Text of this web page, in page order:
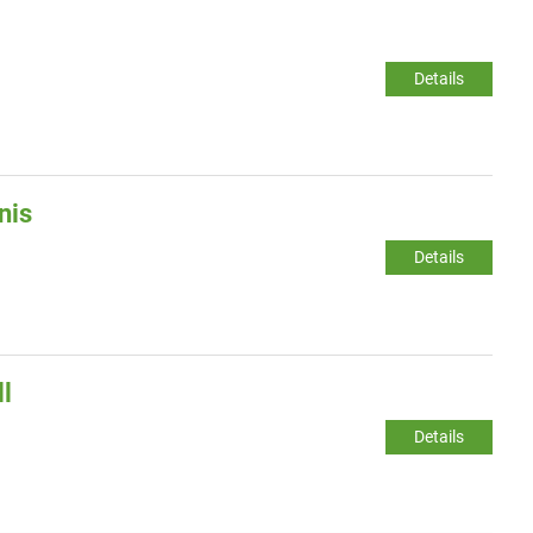
Details
Details
Details